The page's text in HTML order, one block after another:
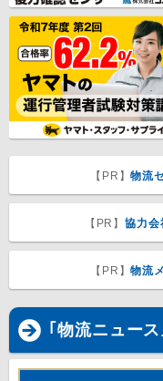
【PR】物流
【PR】協力会
【PR】物流
｢物流ニュー